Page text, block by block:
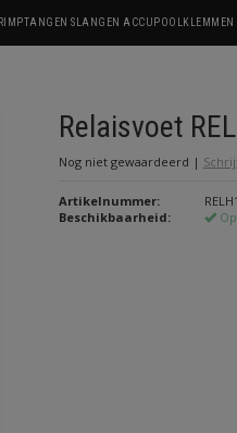
SLANGEN ACCUPOOLKLEMMEN
Relaisvoet
Nog niet gewaardeerd |
Artikelnummer:
Beschikbaarheid: